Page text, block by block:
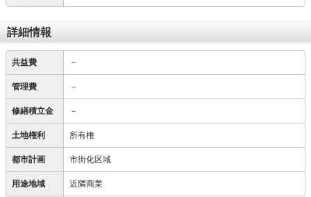
詳細情報
共益費 －
管理費 －
修繕積立金 －
土地権利 所有権
都市計画 市街化区域
用途地域 近隣商業